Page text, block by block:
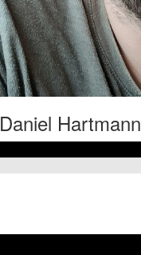
Daniel Hartmann